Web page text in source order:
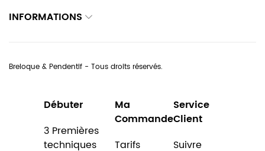
INFORMATIONS
Breloque & Pendentif - Tous droits réservés.
Débuter
3 Premières
techniques
Ma
Commande
Tarifs
Service
Client
Suivre